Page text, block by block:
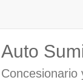
Auto
Concesionario